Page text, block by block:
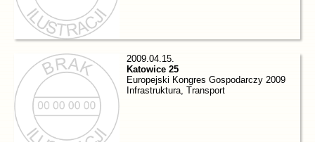
2009.04.15.
Katowice 25
Europejski Kongres Gospodarczy 2009
Infrastruktura, Transport